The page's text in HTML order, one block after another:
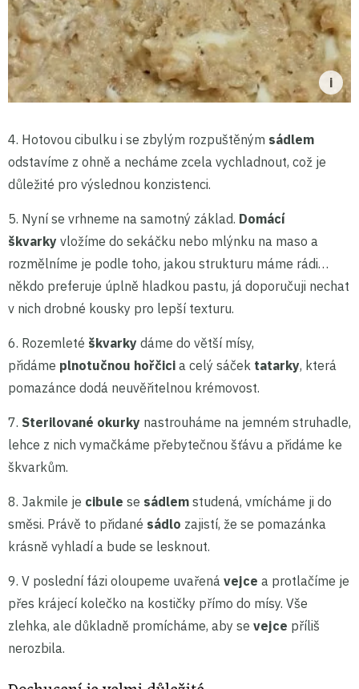
4. Hotovou cibulku i se zbylým rozpuštěným sádlem
odstavíme z ohně a necháme zcela vychladnout, což je
důležité pro výslednou konzistenci.
5. Nyní se vrhneme na samotný základ. Domácí
škvarky vložíme do sekáčku nebo mlýnku na maso a
rozmělníme je podle toho, jakou strukturu máme rádi…
někdo preferuje úplně hladkou pastu, já doporučuji nechat
v nich drobné kousky pro lepší texturu.
6. Rozemleté škvarky dáme do větší mísy,
přidáme plnotučnou hořčici a celý sáček tatarky, která
pomazánce dodá neuvěřitelnou krémovost.
7. Sterilované okurky nastrouháme na jemném struhadle,
lehce z nich vymačkáme přebytečnou šťávu a přidáme ke
škvarkům.
8. Jakmile je cibule se sádlem studená, vmícháme ji do
směsi. Právě to přidané sádlo zajistí, že se pomazánka
krásně vyhladí a bude se lesknout.
9. V poslední fázi oloupeme uvařená vejce a protlačíme je
přes krájecí kolečko na kostičky přímo do mísy. Vše
zlehka, ale důkladně promícháme, aby se vejce příliš
nerozbila.